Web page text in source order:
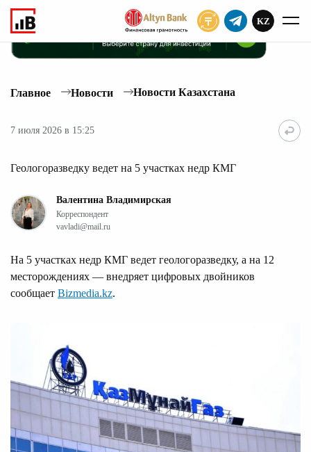
KZ
Главное Новости Новости Казахстана
7 июля 2026 в 15:25
Геологоразведку ведет на 5 участках недр КМГ
Валентина Владимирская
Корреспондент
vavladi@mail.ru
На 5 участках недр КМГ ведет геологоразведку, а на 12
месторождениях — внедряет цифровых двойников
сообщает Bizmedia.kz.